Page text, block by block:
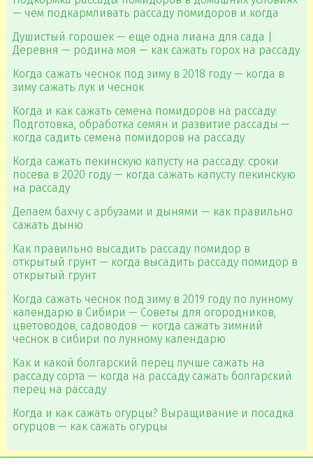
— чем подкармливать рассаду помидоров и когда
Душистый горошек — еще одна лиана для сада |
Деревня — родина моя — как сажать горох на рассаду
Когда сажать чеснок под зиму в 2018 году — когда в
зиму сажать лук и чеснок
Когда и как сажать семена помидоров на рассаду:
Подготовка, обработка семян и развитие рассады —
когда садить семена помидоров на рассаду
Когда сажать пекинскую капусту на рассаду: сроки
посева в 2020 году — когда сажать капусту пекинскую
на рассаду
Делаем бахчу с арбузами и дынями — как правильно
сажать дыню
Как правильно высадить рассаду помидор в
открытый грунт — когда высадить рассаду помидор в
открытый грунт
Когда сажать чеснок под зиму в 2019 году по лунному
календарю в Сибири — Советы для огородников,
цветоводов, садоводов — когда сажать зимний
чеснок в сибири по лунному календарю
Как и какой болгарский перец лучше сажать на
рассаду сорта — когда на рассаду сажать болгарский
перец на рассаду
Когда и как сажать огурцы? Выращивание и посадка
огурцов — как сажать огурцы